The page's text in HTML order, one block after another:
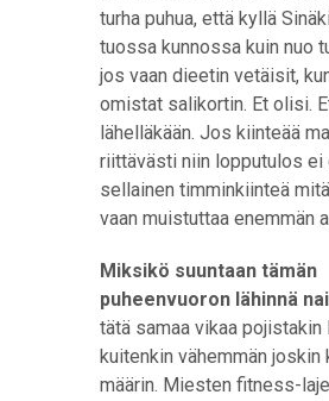
turha puhua, että kyllä
tuossa kunnossa kuin nuo
jos vaan dieetin vetäisit,
omistat salikortin. Et olisi.
lähelläkään. Jos kiinteää
riittävästi niin lopputulos ei
sellainen timminkiinteä
vaan muistuttaa enemmän
Miksikö suuntaan tämän
puheenvuoron lähinnä
tätä samaa vikaa pojistakin
kuitenkin vähemmän joskin
määrin. Miesten fitness-